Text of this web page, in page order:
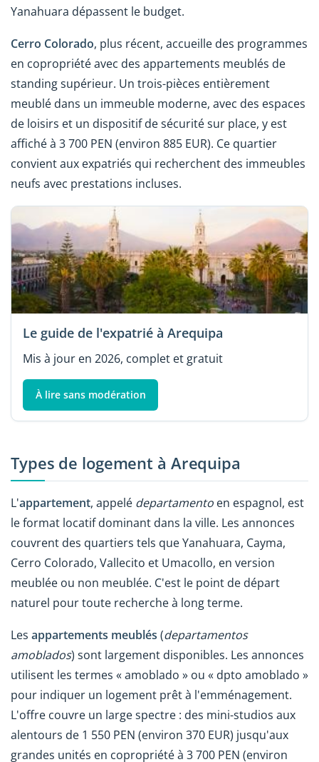
Yanahuara dépassent le budget.
Cerro Colorado, plus récent, accueille des programmes
en copropriété avec des appartements meublés de
standing supérieur. Un trois-pièces entièrement
meublé dans un immeuble moderne, avec des espaces
de loisirs et un dispositif de sécurité sur place, y est
affiché à 3 700 PEN (environ 885 EUR). Ce quartier
convient aux expatriés qui recherchent des immeubles
neufs avec prestations incluses.
Le guide de l'expatrié à Arequipa
Mis à jour en 2026, complet et gratuit
À lire sans modération
Types de logement à Arequipa
L'appartement, appelé departamento en espagnol, est
le format locatif dominant dans la ville. Les annonces
couvrent des quartiers tels que Yanahuara, Cayma,
Cerro Colorado, Vallecito et Umacollo, en version
meublée ou non meublée. C'est le point de départ
naturel pour toute recherche à long terme.
Les appartements meublés (departamentos
amoblados) sont largement disponibles. Les annonces
utilisent les termes « amoblado » ou « dpto amoblado »
pour indiquer un logement prêt à l'emménagement.
L'offre couvre un large spectre : des mini-studios aux
alentours de 1 550 PEN (environ 370 EUR) jusqu'aux
grandes unités en copropriété à 3 700 PEN (environ